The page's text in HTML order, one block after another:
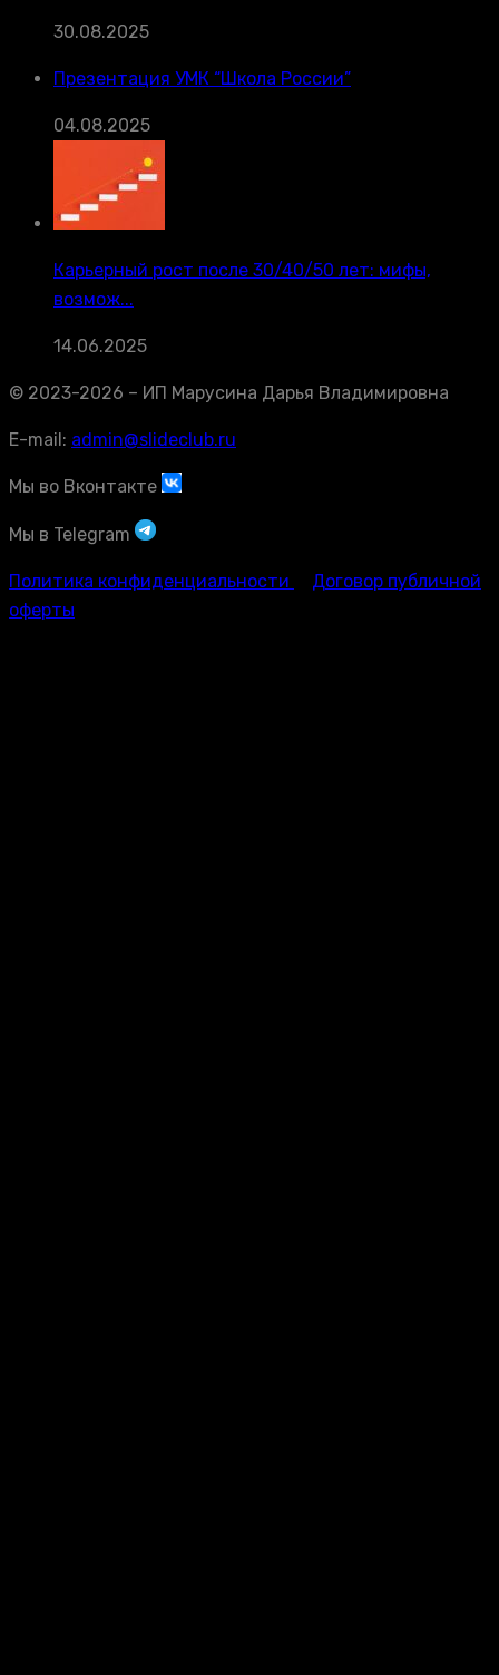
30.08.2025
Презентация УМК “Школа России”
04.08.2025
Карьерный рост после 30/40/50 лет: мифы,
возмож...
14.06.2025
© 2023-2026 – ИП Марусина Дарья Владимировна
E-mail: admin@slideclub.ru
Мы во Вконтакте
Мы в Telegram
Политика конфиденциальности
Договор публичной
оферты